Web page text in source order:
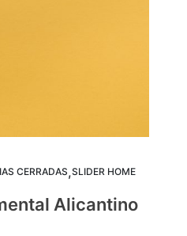
CERRADAS,SLIDER HOME
Alicantino